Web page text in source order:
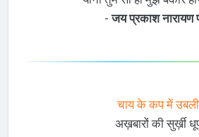
-जय प्रकाश नारायण
चाय के कप में उबली
अख़बारों की सुर्ख़ी